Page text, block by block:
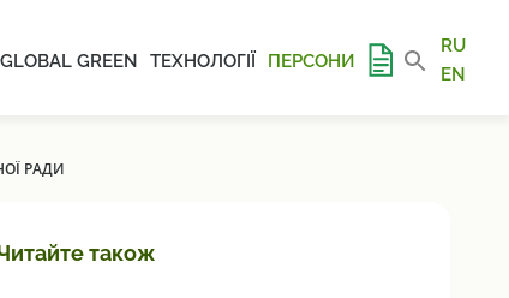
GLOBAL GREEN ТЕХНОЛОГІЇ ПЕРСОНИ
RU
EN
РАДИ
також